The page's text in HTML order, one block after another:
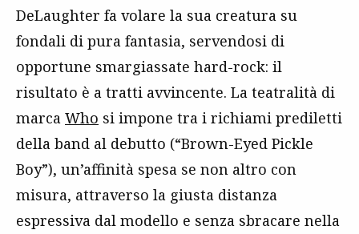
DeLaughter fa volare la sua creatura su
fondali di pura fantasia, servendosi di
opportune smargiassate hard-rock: il
risultato è a tratti avvincente. La teatralità di
marca Who si impone tra i richiami prediletti
della band al debutto (“Brown-Eyed Pickle
Boy”), un’affinità spesa se non altro con
misura, attraverso la giusta distanza
espressiva dal modello e senza sbracare nella